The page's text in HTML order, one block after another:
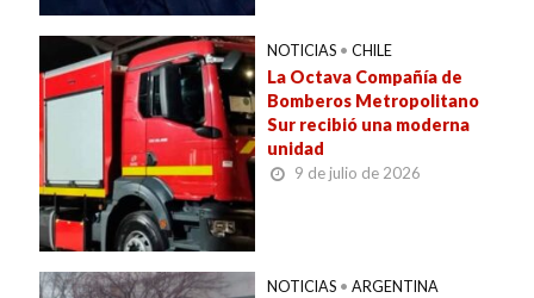
NOTICIAS • CHILE
La Octava Compañía de
Bomberos Metropolitano
Sur recibió una moderna
unidad
9 de julio de 2026
NOTICIAS • ARGENTINA